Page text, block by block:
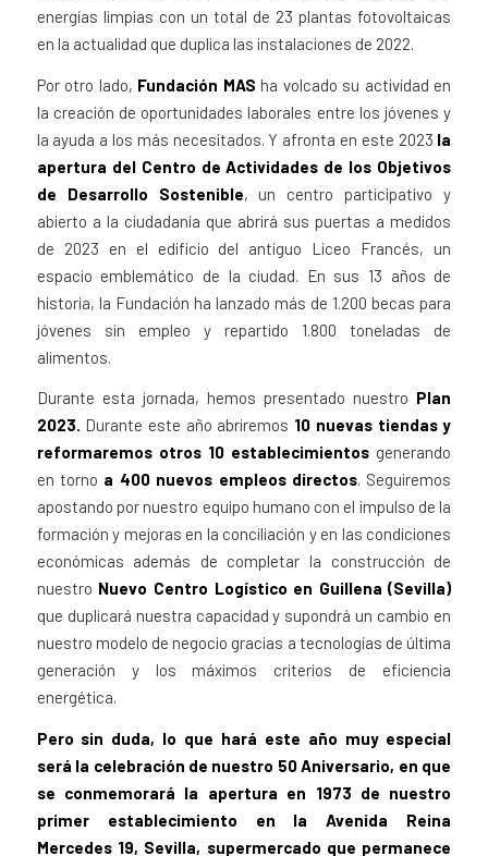
energías limpias con un total de 23 plantas fotovoltaicas
en la actualidad que duplica las instalaciones de 2022.
Por otro lado, Fundación MAS ha volcado su actividad en
la creación de oportunidades laborales entre los jóvenes y
la ayuda a los más necesitados. Y afronta en este 2023 la
apertura del Centro de Actividades de los Objetivos
de Desarrollo Sostenible, un centro participativo y
abierto a la ciudadanía que abrirá sus puertas a medidos
de 2023 en el edificio del antiguo Liceo Francés, un
espacio emblemático de la ciudad. En sus 13 años de
historia, la Fundación ha lanzado más de 1.200 becas para
jóvenes sin empleo y repartido 1.800 toneladas de
alimentos.
Durante esta jornada, hemos presentado nuestro Plan
2023. Durante este año abriremos 10 nuevas tiendas y
reformaremos otros 10 establecimientos generando
en torno a 400 nuevos empleos directos. Seguiremos
apostando por nuestro equipo humano con el impulso de la
formación y mejoras en la conciliación y en las condiciones
económicas además de completar la construcción de
nuestro Nuevo Centro Logístico en Guillena (Sevilla)
que duplicará nuestra capacidad y supondrá un cambio en
nuestro modelo de negocio gracias a tecnologías de última
generación y los máximos criterios de eficiencia
energética.
Pero sin duda, lo que hará este año muy especial
será la celebración de nuestro 50 Aniversario, en que
se conmemorará la apertura en 1973 de nuestro
primer establecimiento en la Avenida Reina
Mercedes 19, Sevilla, supermercado que permanece